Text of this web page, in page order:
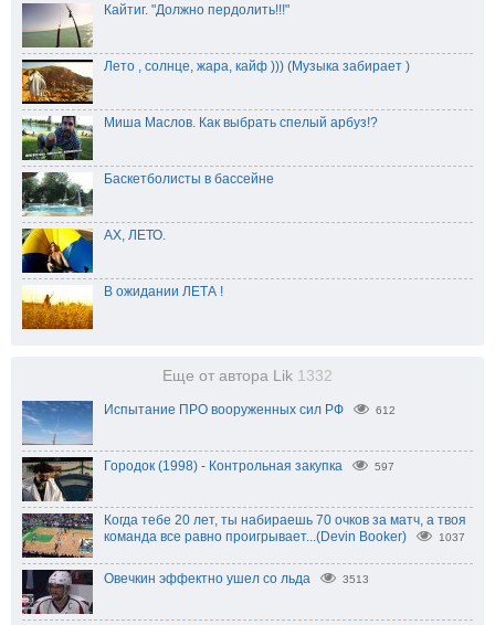
Кайтиг. "Должно пердолить!!!"
Лето , солнце, жара, кайф ))) (Музыка забирает )
Миша Маслов. Как выбрать спелый арбуз!?
Баскетболисты в бассейне
АХ, ЛЕТО.
В ожидании ЛЕТА !
Еще от автора Lik 1332
Испытание ПРО вооруженных сил РФ 612
Городок (1998) - Контрольная закупка 597
Когда тебе 20 лет, ты набираешь 70 очков за матч, а твоя
команда все равно проигрывает...(Devin Booker)
1037
Овечкин эффектно ушел со льда 3513